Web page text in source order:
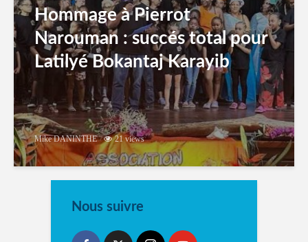
Hommage à Pierrot
Narouman : succés total pour
Latilyé Bokantaj Karayib
Mike DANINTHE 21 views
Nous suivre